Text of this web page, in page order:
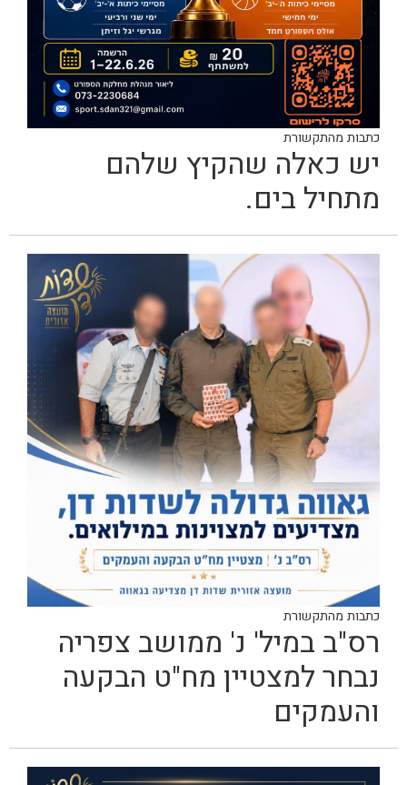
כתבות מהתקשורת
יש כאלה שהקיץ שלהם
מתחיל בים.
כתבות מהתקשורת
רס"ב במיל' נ' ממושב צפריה
נבחר למצטיין מח"ט הבקעה
והעמקים